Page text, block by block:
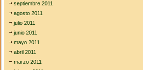
septiembre 2011
agosto 2011
julio 2011
junio 2011
mayo 2011
abril 2011
marzo 2011